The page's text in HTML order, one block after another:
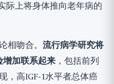
际上将身体推向老年病的
相吻合。 流行病学研究将
增加联系起来 ，包括前列
，高IGF-1水平者总体癌